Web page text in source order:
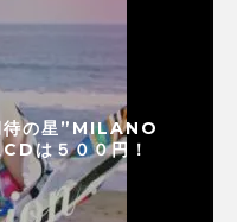
待の星”MILANO
は５００円！